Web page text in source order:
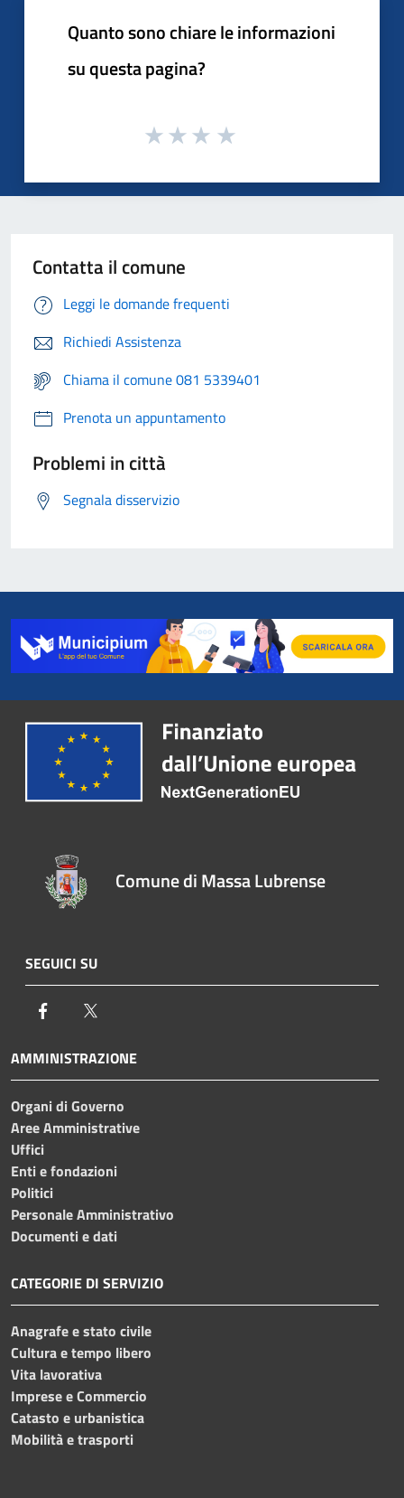
Quanto sono chiare le informazioni
su questa pagina?
Contatta il comune
Leggi le domande frequenti
Richiedi Assistenza
Chiama il comune 081 5339401
Prenota un appuntamento
Problemi in città
Segnala disservizio
Comune di Massa Lubrense
SEGUICI SU
Facebook
AMMINISTRAZIONE
Organi di Governo
Aree Amministrative
Uffici
Enti e fondazioni
Politici
Personale Amministrativo
Documenti e dati
CATEGORIE DI SERVIZIO
Anagrafe e stato civile
Cultura e tempo libero
Vita lavorativa
Imprese e Commercio
Catasto e urbanistica
Mobilità e trasporti